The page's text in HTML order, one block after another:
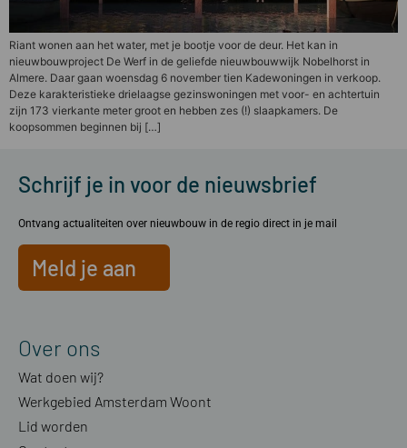
Riant wonen aan het water, met je bootje voor de deur. Het kan in
nieuwbouwproject De Werf in de geliefde nieuwbouwwijk Nobelhorst in
Almere. Daar gaan woensdag 6 november tien Kadewoningen in verkoop.
Deze karakteristieke drielaagse gezinswoningen met voor- en achtertuin
zijn 173 vierkante meter groot en hebben zes (!) slaapkamers. De
koopsommen beginnen bij […]
Schrijf je in voor de nieuwsbrief
Ontvang actualiteiten over nieuwbouw in de regio direct in je mail
Meld je aan
Over ons
Wat doen wij?
Werkgebied Amsterdam Woont
Lid worden